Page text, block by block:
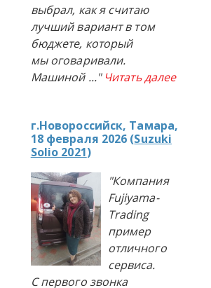
выбрал, как я считаю
лучший вариант в том
бюджете, который
мы оговаривали.
Машиной ..." Читать далее
г.Новороссийск, Тамара,
18 февраля 2026 (Suzuki
Solio 2021)
"Компания
Fujiyama-
Trading
пример
отличного
сервиса.
С первого звонка